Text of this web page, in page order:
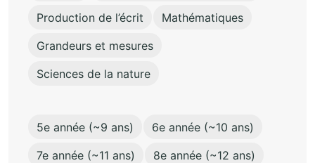
Production de l’écrit
Mathématiques
Grandeurs et mesures
Sciences de la nature
5e année (~9 ans)
6e année (~10 ans)
7e année (~11 ans)
8e année (~12 ans)